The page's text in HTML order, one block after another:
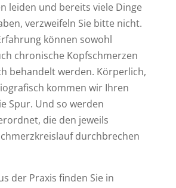
leiden und bereits viele Dinge
verzweifeln Sie bitte nicht.
können sowohl
chronische Kopfschmerzen
behandelt werden. Körperlich,
kommen wir Ihren
Spur. Und so werden
die den jeweils
durchbrechen
der Praxis finden Sie in